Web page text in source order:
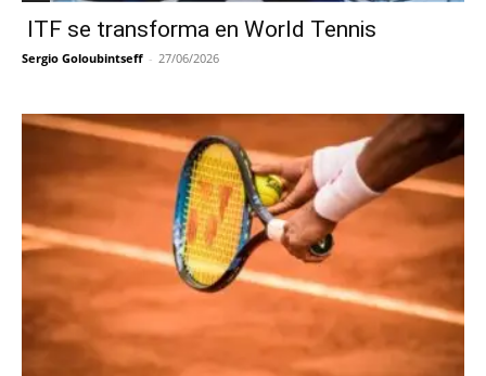
ITF se transforma en World Tennis
Sergio Goloubintseff - 27/06/2026